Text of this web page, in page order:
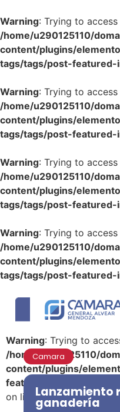
Warning: Trying to
/home/u290125110/
content/plugins/
tags/tags/post-featured-
Warning: Trying to
/home/u290125110/
content/plugins/
tags/tags/post-featured-
Warning: Trying to
/home/u290125110/
content/plugins/
tags/tags/post-featured-
Warning: Trying to
/home/u290125110/
content/plugins/
tags/tags/post-featured-
Warning: Trying to
/home/u290125110/
content/plugins/
featured-image.php
on line 39
Camara
Lanzamiento
ganadería